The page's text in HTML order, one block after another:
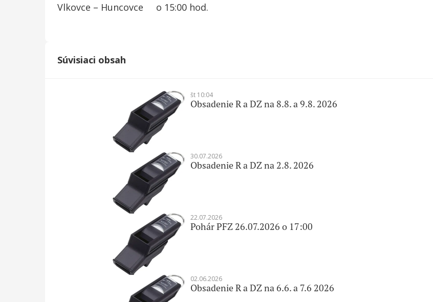
Vlkovce – Huncovce o 15:00 hod.
Súvisiaci obsah
Obsadenie R a DZ na 8.8. a 9.8. 2026
št 10:04
Obsadenie R a DZ na 2.8. 2026
30.07.2026
Pohár PFZ 26.07.2026 o 17:00
22.07.2026
Obsadenie R a DZ na 6.6. a 7.6 2026
02.06.2026